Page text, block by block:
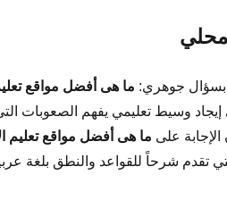
محلي
بسؤال جوهري: ما هى أفضل مواقع تعليم
وسيط تعليمي يفهم الصعوبات
الإجابة على ما هى أفضل مواقع تعليم
تقدم شرحاً للقواعد والنطق بلغة